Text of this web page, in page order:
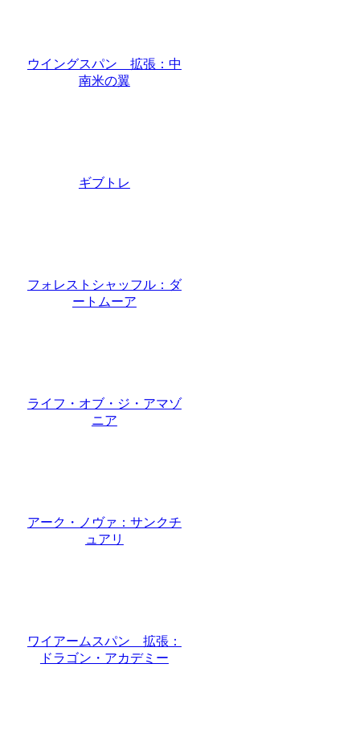
ウイングスパン 拡張：中
南米の翼
ギブトレ
フォレストシャッフル：ダ
ートムーア
ライフ・オブ・ジ・アマゾ
ニア
アーク・ノヴァ：サンクチ
ュアリ
ワイアームスパン 拡張：
ドラゴン・アカデミー